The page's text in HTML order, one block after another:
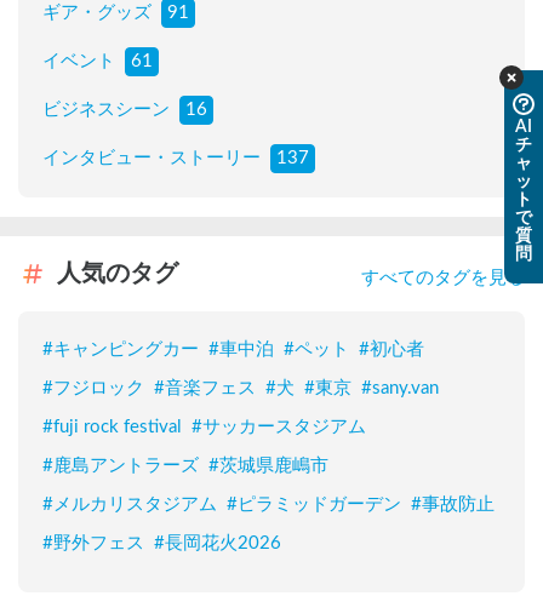
ギア・グッズ 91
イベント 61
ビジネスシーン 16
インタビュー・ストーリー 137
人気のタグ すべてのタグを見る
#キャンピングカー #車中泊 #ペット #初心者
#フジロック #音楽フェス #犬 #東京 #sany.van
#fuji rock festival #サッカースタジアム
#鹿島アントラーズ #茨城県鹿嶋市
#メルカリスタジアム #ピラミッドガーデン #事故防止
#野外フェス #長岡花火2026
AI
チ
ャ
ッ
ト
で
質
問